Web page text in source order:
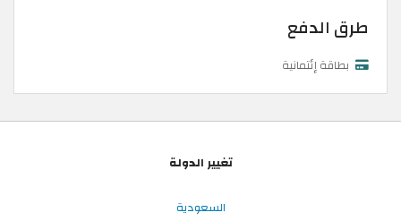
طرق الدفع
بطاقة إئتمانية
تغيير الدولة
السعودية